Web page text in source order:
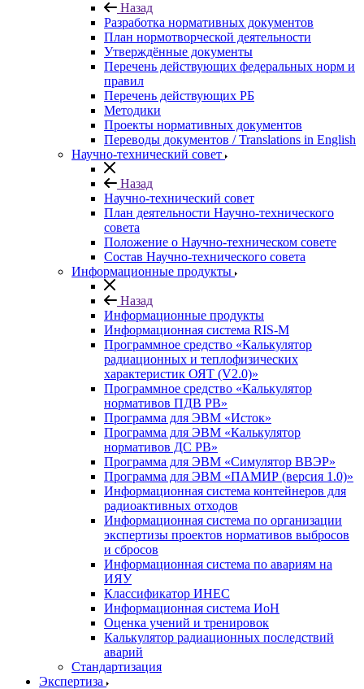
Назад
Разработка нормативных документов
План нормотворческой деятельности
Утверждённые документы
Перечень действующих федеральных норм и
правил
Перечень действующих РБ
Методики
Проекты нормативных документов
Переводы документов / Translations in English
Научно-технический совет
Назад
Научно-технический совет
План деятельности Научно-технического
совета
Положение о Научно-техническом совете
Состав Научно-технического совета
Информационные продукты
Назад
Информационные продукты
Информационная система RIS-M
Программное средство «Калькулятор
радиационных и теплофизических
характеристик ОЯТ (V2.0)»
Программное средство «Калькулятор
нормативов ПДВ РВ»
Программа для ЭВМ «Исток»
Программа для ЭВМ «Калькулятор
нормативов ДС РВ»
Программа для ЭВМ «Симулятор ВВЭР»
Программа для ЭВМ «ПАМИР (версия 1.0)»
Информационная система контейнеров для
радиоактивных отходов
Информационная система по организации
экспертизы проектов нормативов выбросов
и сбросов
Информационная система по авариям на
ИЯУ
Классификатор ИНЕС
Информационная система ИоН
Оценка учений и тренировок
Калькулятор радиационных последствий
аварий
Стандартизация
Экспертиза